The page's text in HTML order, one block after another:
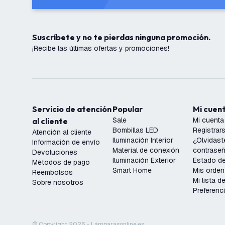
Suscríbete y no te pierdas ninguna promoción.
¡Recibe las últimas ofertas y promociones!
Servicio de atención
al cliente
Atención al cliente
Información de envío
Devoluciones
Métodos de pago
Reembolsos
Sobre nosotros
Popular
Sale
Bombillas LED
Iluminación Interior
Material de conexión
Iluminación Exterior
Smart Home
Mi
Mi cuenta
Estado
Mis
Mi lista